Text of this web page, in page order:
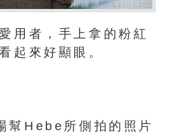
用者，手上拿的粉紅
起來好顯眼。
Hebe所側拍的照片